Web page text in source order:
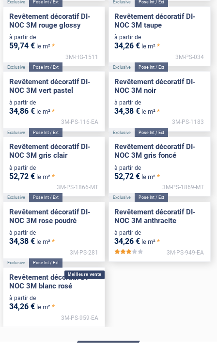
Exclusive Pose Int / Ext
Revêtement décoratif DI-
NOC 3M rouge glossy
à partir de
59,74 € le m² *
3M-HG-1511
Exclusive Pose Int / Ext
Revêtement décoratif DI-
NOC 3M taupe
à partir de
34,26 € le m² *
3M-PS-034
Exclusive Pose Int / Ext
Revêtement décoratif DI-
NOC 3M vert pastel
à partir de
34,86 € le m² *
3M-PS-116-EA
Exclusive Pose Int / Ext
Revêtement décoratif DI-
NOC 3M noir
à partir de
34,38 € le m² *
3M-PS-1183
Exclusive Pose Int / Ext
Revêtement décoratif DI-
NOC 3M gris clair
à partir de
52,72 € le m² *
3M-PS-1866-MT
Exclusive Pose Int / Ext
Revêtement décoratif DI-
NOC 3M gris foncé
à partir de
52,72 € le m² *
3M-PS-1869-MT
Exclusive Pose Int / Ext
Revêtement décoratif DI-
NOC 3M rose poudré
à partir de
34,38 € le m² *
3M-PS-281
Exclusive Pose Int / Ext
Revêtement décoratif DI-
NOC 3M anthracite
à partir de
34,26 € le m² *
*****
3M-PS-949-EA
Meilleure vente
Exclusive Pose Int / Ext
Revêtement décoratif DI-
NOC 3M blanc rosé
à partir de
34,26 € le m² *
3M-PS-959-EA